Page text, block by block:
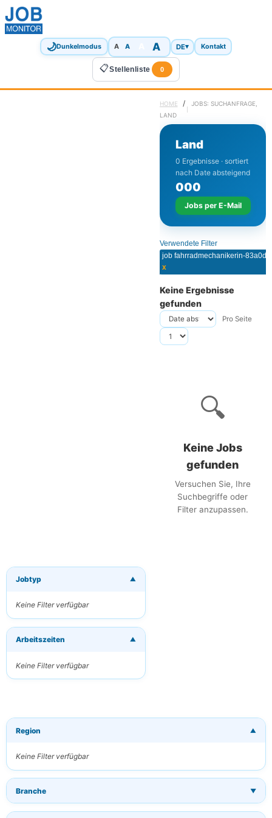
🌙Dunkelmodus A A A DE▾ Kontakt
📋Stellenliste 0
HOME /
JOBS: SUCHANFRAGE,
LAND
Land
0 Ergebnisse · sortiert
nach Date absteigend
000
Jobs per E-Mail
Verwendete Filter
job fahrradmechanikerin-83a0dff
x
Keine Ergebnisse
gefunden
Pro Seite
🔍
Keine Jobs
gefunden
Versuchen Sie, Ihre
Suchbegriffe oder
Filter anzupassen.
Jobtyp ▼
Keine Filter verfügbar
Arbeitszeiten ▼
Keine Filter verfügbar
Region ▼
Keine Filter verfügbar
Branche ▼